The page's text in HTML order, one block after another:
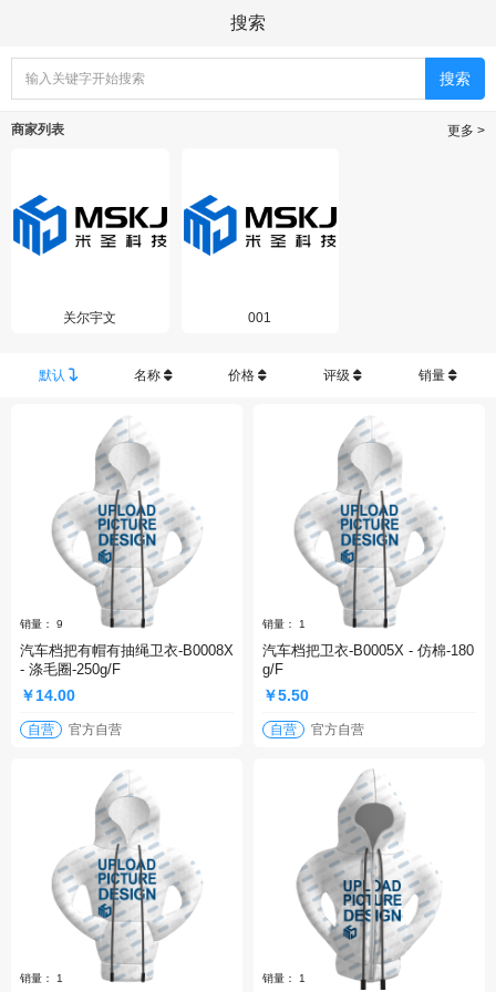
搜索
商家列表 更多 >
关尔宇文 001
默认 名称 价格 评级 销量
汽车档把有帽有抽绳卫衣-B0008X
- 涤毛圈-250g/F
￥14.00
自营 官方自营
销量： 1
汽车档把卫衣-B0005X - 仿棉-180
g/F
￥5.50
自营 官方自营